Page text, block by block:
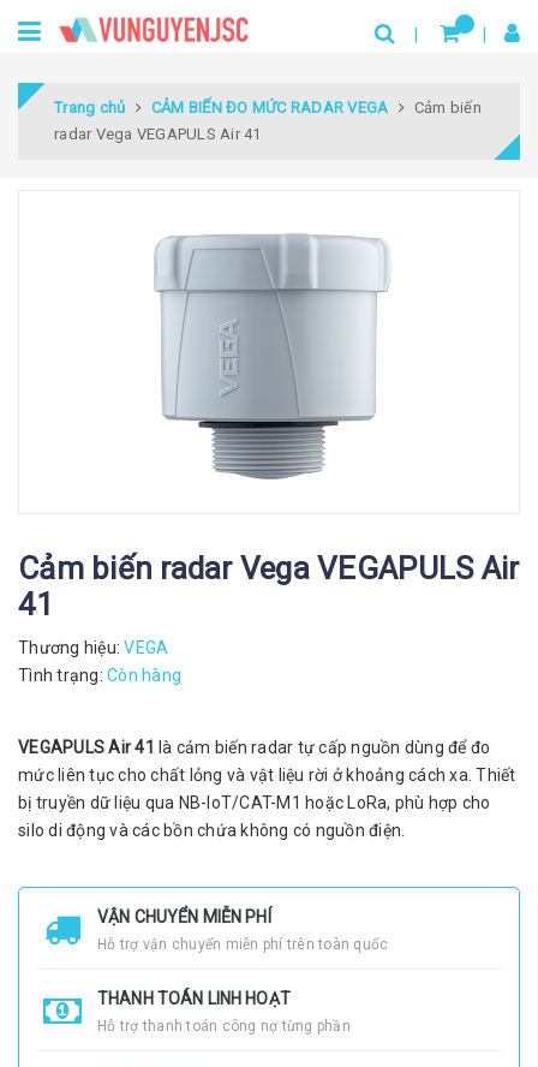
Trang chủ CẢM BIẾN ĐO MỨC RADAR VEGA
Cảm biến
radar Vega VEGAPULS Air 41
Cảm biến radar Vega VEGAPULS Air
41
Thương hiệu: VEGA
Tình trạng: Còn hàng
VEGAPULS Air 41
là cảm biến radar tự cấp nguồn dùng để đo
mức liên tục cho chất lỏng và vật liệu rời ở khoảng cách xa. Thiết
bị truyền dữ liệu qua NB-IoT/CAT-M1 hoặc LoRa, phù hợp cho
silo di động và các bồn chứa không có nguồn điện.
VẬN CHUYỂN MIỄN PHÍ
Hỗ trợ vận chuyển miễn phí trên toàn quốc
THANH TOÁN LINH HOẠT
Hỗ trợ thanh toán công nợ từng phần